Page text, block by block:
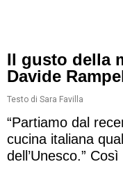
Il gusto della
Davide
Testo di Sara Favilla
“Partiamo dal
cucina italiana
dell’Unesco.”